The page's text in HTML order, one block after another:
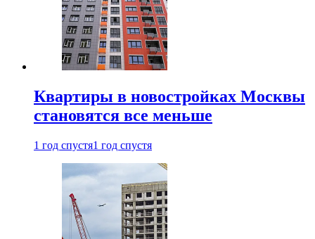
Квартиры в новостройках Москвы
становятся все меньше
1 год спустя1 год спустя